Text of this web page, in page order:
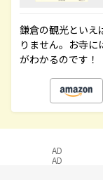
鎌倉の観光といえ
りません。お寺
がわかるのです！
AD
AD